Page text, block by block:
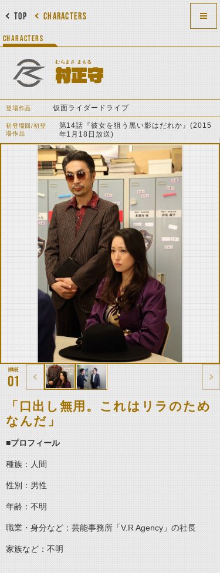
CHARACTERS
TOP
CHARACTERS
むらまさ まもる
村正守
登場作品 仮面ライダードライブ
初登場回/初登
場作品
第14話『彼女を狙う黒い影はだれか』(2015
年1月18日放送)
01
「口出し無用。これはリラのため
なんだ」
■プロフィール
種族：人間
性別：男性
年齢：不明
職業・身分など：芸能事務所「V.R Agency」の社長
家族など：不明